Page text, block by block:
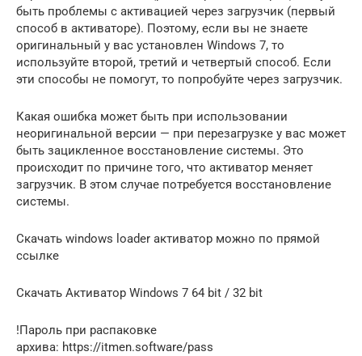
быть проблемы с активацией через загрузчик (первый
способ в активаторе). Поэтому, если вы не знаете
оригинальный у вас установлен Windows 7, то
используйте второй, третий и четвертый способ. Если
эти способы не помогут, то попробуйте через загрузчик.
Какая ошибка может быть при использовании
неоригинальной версии — при перезагрузке у вас может
быть зацикленное восстановление системы. Это
происходит по причине того, что активатор меняет
загрузчик. В этом случае потребуется восстановление
системы.
Скачать windows loader активатор можно по прямой
ссылке
Скачать Активатор Windows 7 64 bit / 32 bit
!Пароль при распаковке
архива: https://itmen.software/pass